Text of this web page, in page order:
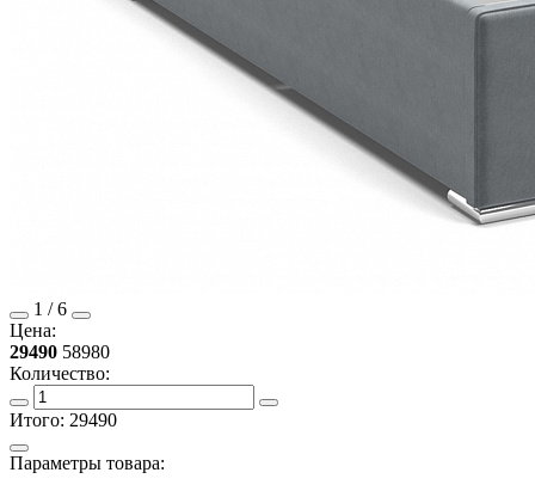
1 /6
Цена:
29490 58980
Количество:
Итого: 29490
Параметры товара: